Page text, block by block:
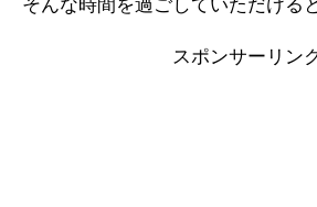
そんな時間を過ごしていただける
スポンサーリン